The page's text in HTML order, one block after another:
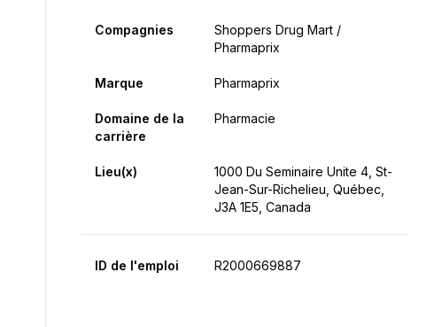
Compagnies
Shoppers Drug Mart /
Pharmaprix
Marque Pharmaprix
Domaine de la
carrière
Pharmacie
Lieu(x)
1000 Du Seminaire Unite 4, St-
Jean-Sur-Richelieu, Québec,
J3A 1E5, Canada
ID de l'emploi R2000669887